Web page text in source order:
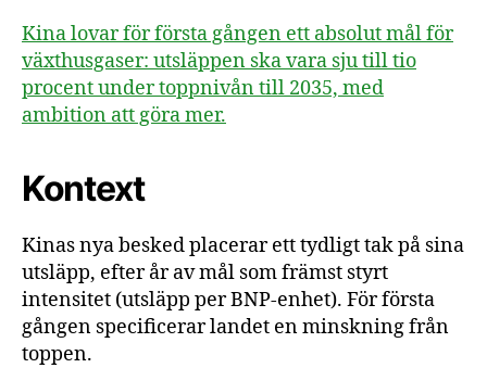
Kina lovar för första gången ett absolut mål för
växthusgaser: utsläppen ska vara sju till tio
procent under toppnivån till 2035, med
ambition att göra mer.
Kontext
Kinas nya besked placerar ett tydligt tak på sina
utsläpp, efter år av mål som främst styrt
intensitet (utsläpp per BNP-enhet). För första
gången specificerar landet en minskning från
toppen.